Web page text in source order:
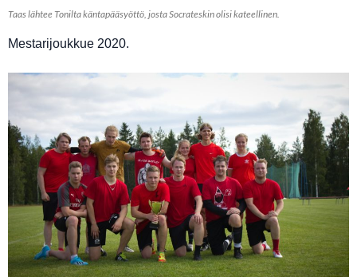
Taas lähtee Tonilta käntapääsyöttö, josta Socrateskin olisi kateellinen.
Mestarijoukkue 2020.